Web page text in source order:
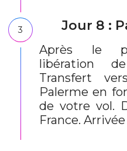
3 Jour 8 :
Après le
libération
Transfert
Palerme en
de votre vol.
France.